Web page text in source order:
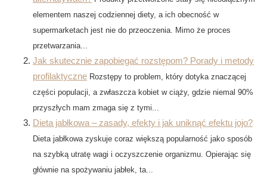
elementem naszej codziennej diety, a ich obecność w
supermarketach jest nie do przeoczenia. Mimo że proces
przetwarzania...
Jak skutecznie zapobiegać rozstępom? Porady i metody
profilaktyczne Rozstępy to problem, który dotyka znaczącej
części populacji, a zwłaszcza kobiet w ciąży, gdzie niemal 90%
przyszłych mam zmaga się z tymi...
Dieta jabłkowa – zasady, efekty i jak uniknąć efektu jojo?
Dieta jabłkowa zyskuje coraz większą popularność jako sposób
na szybką utratę wagi i oczyszczenie organizmu. Opierając się
głównie na spożywaniu jabłek, ta...